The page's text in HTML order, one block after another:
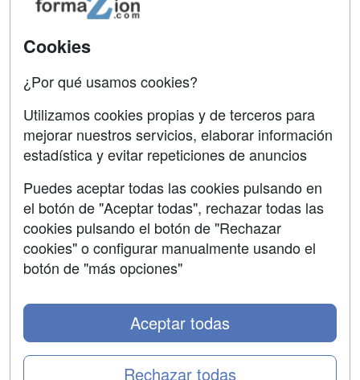
Acceso Usuarios
Acceso Centros
Contactar
Confidencialidad
Copyleft
SÍGUENOS EN:
Cookies
¿Por qué usamos cookies?
Utilizamos cookies propias y de terceros para
mejorar nuestros servicios, elaborar información
estadística y evitar repeticiones de anuncios
Puedes aceptar todas las cookies pulsando en
el botón de "Aceptar todas", rechazar todas las
cookies pulsando el botón de "Rechazar
cookies" o configurar manualmente usando el
botón de "más opciones"
Rechazar todas
Aceptar todas